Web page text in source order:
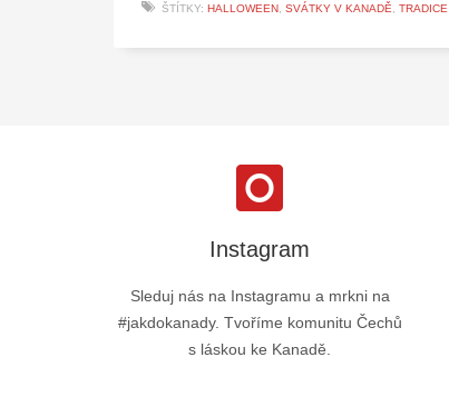
ŠTÍTKY: HALLOWEEN, SVÁTKY V KANADĚ, TRADICE
Instagram
Sleduj nás na Instagramu a mrkni na
#jakdokanady. Tvoříme komunitu Čechů
s láskou ke Kanadě.